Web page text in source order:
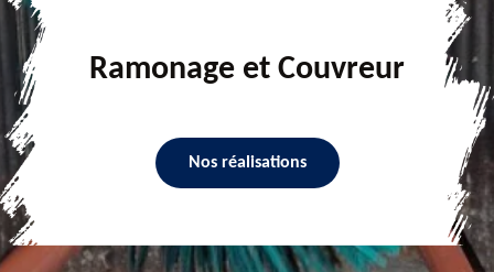
Ramonage et Couvreur
Nos réalisations